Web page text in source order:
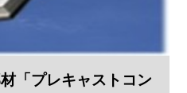
「プレキャストコン